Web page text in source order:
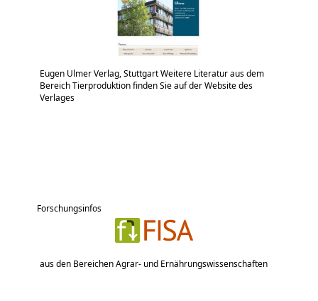
Eugen Ulmer Verlag, Stuttgart Weitere Literatur aus dem
Bereich Tierproduktion finden Sie auf der Website des
Verlages
Forschungsinfos
aus den Bereichen Agrar- und Ernährungswissenschaften